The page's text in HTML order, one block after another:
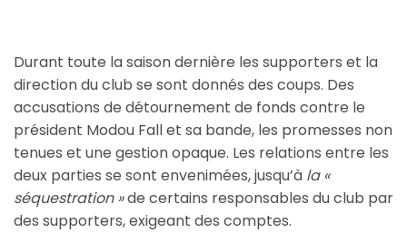
Durant toute la saison dernière les supporters et la
direction du club se sont donnés des coups. Des
accusations de détournement de fonds contre le
président Modou Fall et sa bande, les promesses non
tenues et une gestion opaque. Les relations entre les
deux parties se sont envenimées, jusqu’à la «
séquestration »de certains responsables du club par
des supporters, exigeant des comptes.